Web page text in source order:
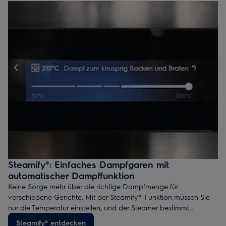
Steamify®: Einfaches Dampfgaren mit
automatischer Dampffunktion
Keine Sorge mehr über die richtige Dampfmenge für
verschiedene Gerichte. Mit der Steamify®-Funktion müssen Sie
nur die Temperatur einstellen, und der Steamer bestimmt
automatisch die optimale Dampfmenge. So gelingen perfekte
Steamify® entdecken